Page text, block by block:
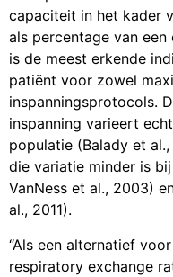
capaciteit in het kader
als percentage van
is de meest erkende
patiënt voor zowel
inspanningsprotocols.
inspanning varieert
populatie (Balady et
die variatie minder is
VanNess et al., 2003)
al., 2011).
“Als een alternatief
respiratory exchange